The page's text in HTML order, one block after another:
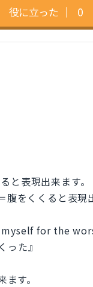
役に立った ｜ 0
表現出来ます。
をくくると表現
for the
った』
す。